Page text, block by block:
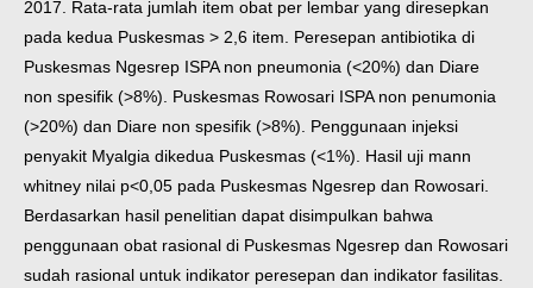
2017. Rata-rata jumlah item obat per lembar yang diresepkan
pada kedua Puskesmas > 2,6 item. Peresepan antibiotika di
Puskesmas Ngesrep ISPA non pneumonia (<20%) dan Diare
non spesifik (>8%). Puskesmas Rowosari ISPA non penumonia
(>20%) dan Diare non spesifik (>8%). Penggunaan injeksi
penyakit Myalgia dikedua Puskesmas (<1%). Hasil uji mann
whitney nilai p<0,05 pada Puskesmas Ngesrep dan Rowosari.
Berdasarkan hasil penelitian dapat disimpulkan bahwa
penggunaan obat rasional di Puskesmas Ngesrep dan Rowosari
sudah rasional untuk indikator peresepan dan indikator fasilitas.